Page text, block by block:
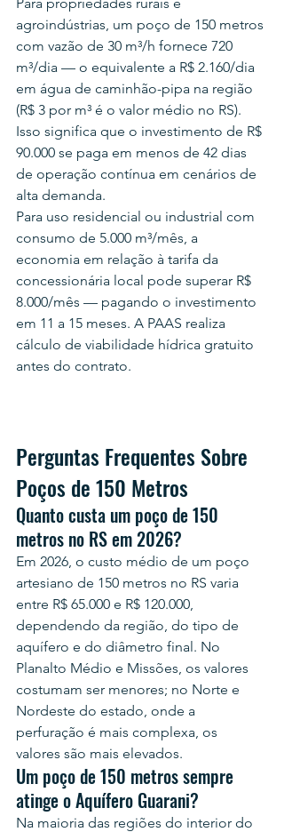
agroindústrias, um poço de 150 metros
com vazão de 30 m³/h fornece 720
m³/dia — o equivalente a R$ 2.160/dia
em água de caminhão-pipa na região
(R$ 3 por m³ é o valor médio no RS).
Isso significa que o investimento de R$
90.000 se paga em menos de 42 dias
de operação contínua em cenários de
alta demanda.
Para uso residencial ou industrial com
consumo de 5.000 m³/mês, a
economia em relação à tarifa da
concessionária local pode superar R$
8.000/mês — pagando o investimento
em 11 a 15 meses. A PAAS realiza
cálculo de viabilidade hídrica gratuito
antes do contrato.
Perguntas Frequentes Sobre
Poços de 150 Metros
Quanto custa um poço de 150
metros no RS em 2026?
Em 2026, o custo médio de um poço
artesiano de 150 metros no RS varia
entre R$ 65.000 e R$ 120.000,
dependendo da região, do tipo de
aquífero e do diâmetro final. No
Planalto Médio e Missões, os valores
costumam ser menores; no Norte e
Nordeste do estado, onde a
perfuração é mais complexa, os
valores são mais elevados.
Um poço de 150 metros sempre
atinge o Aquífero Guarani?
Na maioria das regiões do interior do